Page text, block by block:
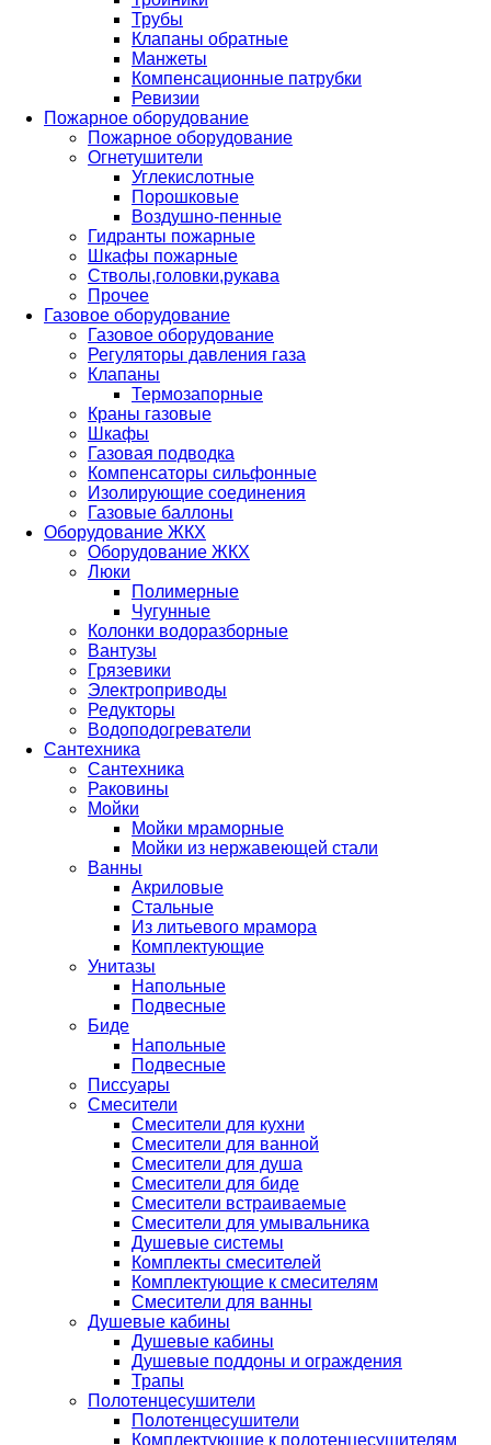
Трубы
Клапаны обратные
Манжеты
Компенсационные патрубки
Ревизии
Пожарное оборудование
Пожарное оборудование
Огнетушители
Углекислотные
Порошковые
Воздушно-пенные
Гидранты пожарные
Шкафы пожарные
Стволы,головки,рукава
Прочее
Газовое оборудование
Газовое оборудование
Регуляторы давления газа
Клапаны
Термозапорные
Краны газовые
Шкафы
Газовая подводка
Компенсаторы сильфонные
Изолирующие соединения
Газовые баллоны
Оборудование ЖКХ
Оборудование ЖКХ
Люки
Полимерные
Чугунные
Колонки водоразборные
Вантузы
Грязевики
Электроприводы
Редукторы
Водоподогреватели
Сантехника
Сантехника
Раковины
Мойки
Мойки мраморные
Мойки из нержавеющей стали
Ванны
Акриловые
Стальные
Из литьевого мрамора
Комплектующие
Унитазы
Напольные
Подвесные
Биде
Напольные
Подвесные
Писсуары
Смесители
Смесители для кухни
Смесители для ванной
Смесители для душа
Смесители для биде
Смесители встраиваемые
Смесители для умывальника
Душевые системы
Комплекты смесителей
Комплектующие к смесителям
Смесители для ванны
Душевые кабины
Душевые кабины
Душевые поддоны и ограждения
Трапы
Полотенцесушители
Полотенцесушители
Комплектующие к полотенцесушителям